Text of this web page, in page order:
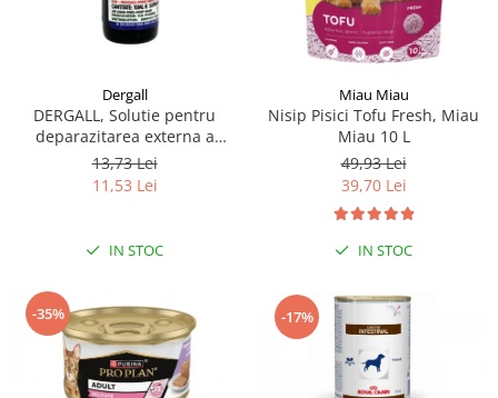
Dergall
DERGALL, Solutie pentru
deparazitarea externa a
gainilor si adaposturilor 10 ml
13,73 Lei
11,53 Lei
IN STOC
Miau Miau
Nisip Pisici Tofu Fresh, Miau
Miau 10 L
49,93 Lei
39,70 Lei
IN STOC
-35% -17%